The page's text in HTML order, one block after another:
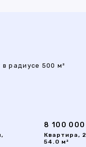
радиусе 500 м²
8 100
Квартира,
54.0 м²